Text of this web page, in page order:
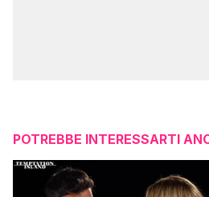
POTREBBE INTERESSARTI